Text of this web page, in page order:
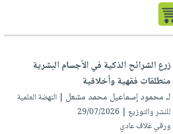
زرع الشرائح الذكية في الأجسام البشرية
منطلقات فقهية وأخلاقية
لـ محمود إسماعيل محمد مشعل | النهضة العلمية
للنشر والتوزيع | 29/07/2026
ورقي غلاف عادي